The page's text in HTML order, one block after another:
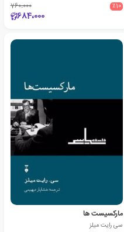
٪10 760،000
684،000
مارکسیست ها
سی رایت میلز